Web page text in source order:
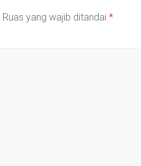
Ruas yang wajib ditandai *